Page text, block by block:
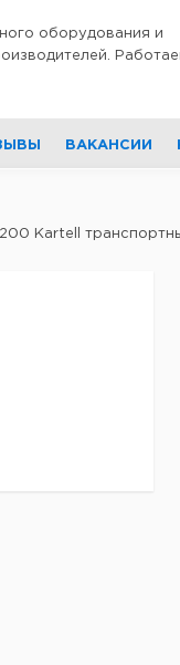
оборудования и
ВАКАНСИИ
Kartell